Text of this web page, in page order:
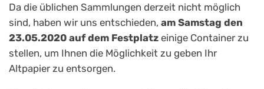
Da die üblichen Sammlungen derzeit nicht möglich
sind, haben wir uns entschieden, am Samstag den
23.05.2020 auf dem Festplatz einige Container zu
stellen, um Ihnen die Möglichkeit zu geben Ihr
Altpapier zu entsorgen.